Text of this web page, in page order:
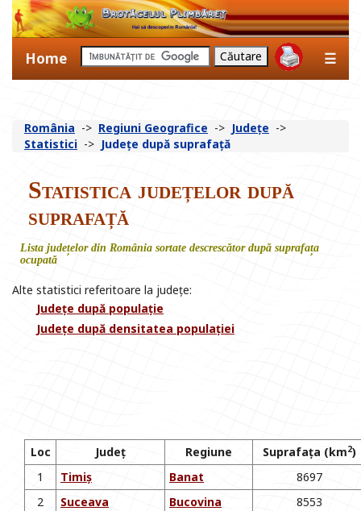
Home ☰
România -> Regiuni Geografice -> Județe ->
Statistici -> Județe după suprafață
Statistica județelor după
suprafață
Lista județelor din România sortate descrescător după suprafața
ocupată
Alte statistici referitoare la județe:
Județe după populație
Județe după densitatea populației
Loc Județ Regiune Suprafața (km2)
1
Timiș Banat
8697
2
Suceava Bucovina
8553